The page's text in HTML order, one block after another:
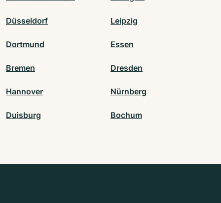
Düsseldorf Leipzig
Dortmund Essen
Bremen Dresden
Hannover Nürnberg
Duisburg Bochum